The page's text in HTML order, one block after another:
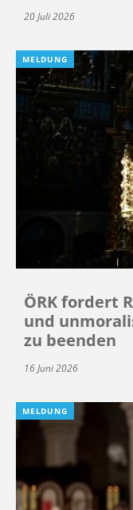
20 Juli 2026
MELDUNG
ÖRK fordert
und
zu beenden
16 Juni 2026
MELDUNG